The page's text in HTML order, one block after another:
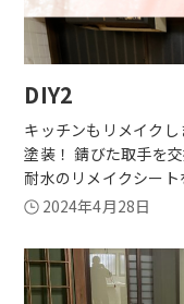
DIY2
キッチンもリメイク
塗装！ 錆びた取手を
耐水のリメイクシー
2024年4月28日